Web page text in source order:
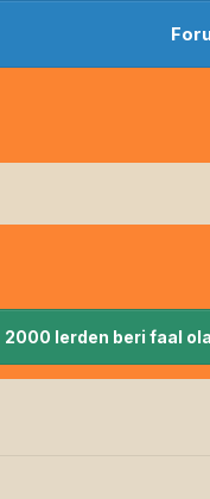
2000 lerden beri faal